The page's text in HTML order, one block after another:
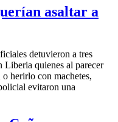
asaltar a
detuvieron a tres
Liberia quienes al parecer
herirlo con machetes,
evitaron una